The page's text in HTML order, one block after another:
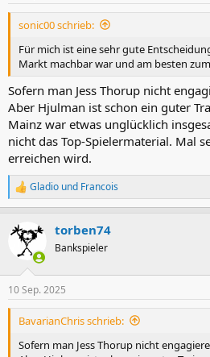
n
sonic00 schrieb:
Für mich ist eine sehr gute
Markt machbar war und am besten
Sofern man Jess Thorup nicht
Aber Hjulman ist schon ein guter
Mainz war etwas unglücklich
nicht das Top-Spielermaterial. Mal
erreichen wird.
R
e
k
e
n
Gladio und Francois
torben74
Bankspieler
10 Sep. 2025
BavarianChris schrieb:
Sofern man Jess Thorup nicht